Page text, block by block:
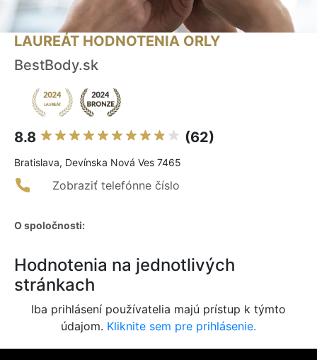
LAUREÁT HODNOTENIA ORLY
BestBody.sk
8.8 (62)
Bratislava, Devínska Nová Ves 7465
Zobraziť telefónne číslo
O spoločnosti:
Hodnotenia na jednotlivých
stránkach
Iba prihlásení používatelia majú prístup k týmto
údajom. Kliknite sem pre prihlásenie.